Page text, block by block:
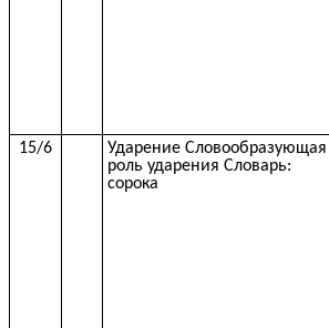
15/6
Ударение Словообразующая
роль ударения Словарь:
сорока